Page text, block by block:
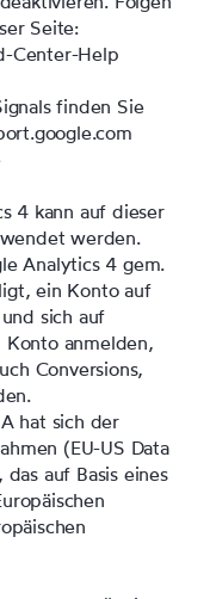
Seite:
Center-Help
finden Sie
4 kann auf dieser
werden.
Analytics 4 gem.
ein Konto auf
sich auf
anmelden,
Conversions,
hat sich der
(EU-US Data
auf Basis eines